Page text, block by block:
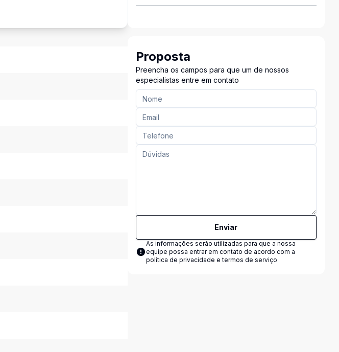
Proposta
Preencha os campos para que um de nossos
especialistas entre em contato
Enviar
As informações serão utilizadas para que a nossa
equipe possa entrar em contato de acordo com a
política de privacidade e termos de serviço